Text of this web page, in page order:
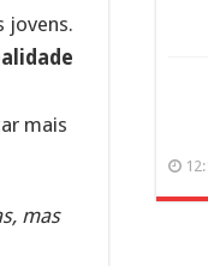
jovens.
mais
mas